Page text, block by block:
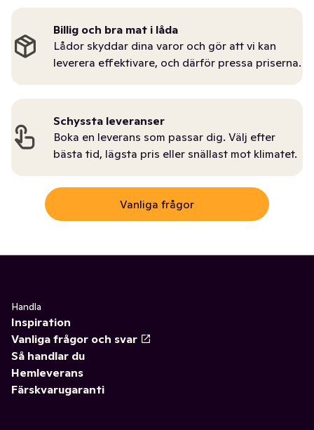
Billig och bra mat i låda
Lådor skyddar dina varor och gör att vi kan
leverera effektivare, och därför pressa priserna.
Schyssta leveranser
Boka en leverans som passar dig. Välj efter
bästa tid, lägsta pris eller snällast mot klimatet.
Vanliga frågor
Handla
Inspiration
Vanliga frågor och svar
Så handlar du
Hemleverans
Färskvarugaranti